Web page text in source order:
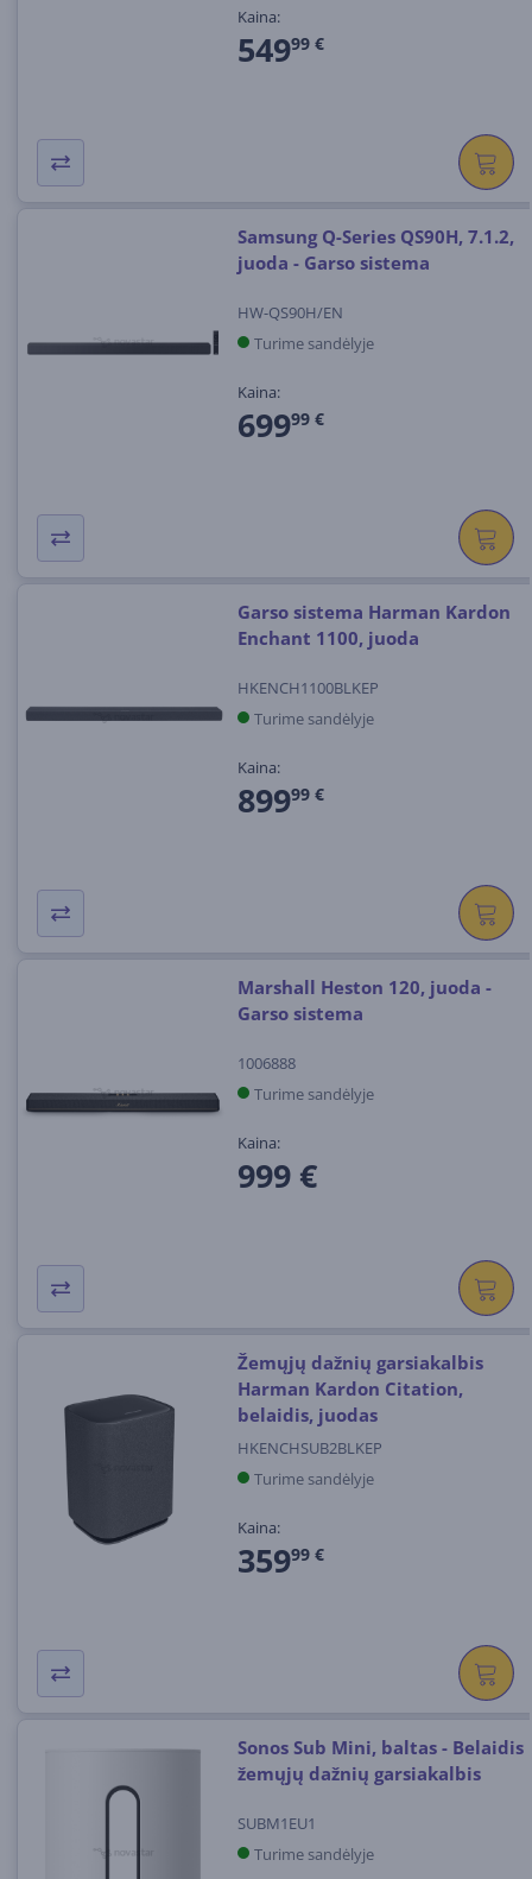
Kaina:
54999 €
Samsung Q-Series QS90H, 7.1.2,
juoda - Garso sistema
HW-QS90H/EN
Turime sandėlyje
Kaina:
69999 €
Garso sistema Harman Kardon
Enchant 1100, juoda
HKENCH1100BLKEP
Turime sandėlyje
Kaina:
89999 €
Marshall Heston 120, juoda -
Garso sistema
1006888
Turime sandėlyje
Kaina:
999 €
Žemųjų dažnių garsiakalbis
Harman Kardon Citation,
belaidis, juodas
HKENCHSUB2BLKEP
Turime sandėlyje
Kaina:
35999 €
Sonos Sub Mini, baltas - Belaidis
žemųjų dažnių garsiakalbis
SUBM1EU1
Turime sandėlyje